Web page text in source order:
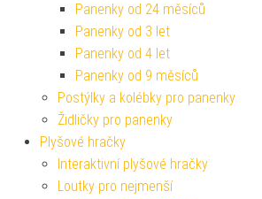
Panenky od 24 měsíců
Panenky od 3 let
Panenky od 4 let
Panenky od 9 měsíců
Postýlky a kolébky pro panenky
Židličky pro panenky
Plyšové hračky
Interaktivní plyšové hračky
Loutky pro nejmenší